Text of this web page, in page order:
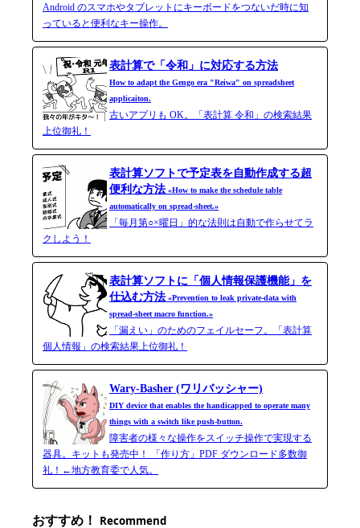
Android のスマホやタブレットにキーボードをつないだ時に知
っていると便利なキー操作。
表計算で「令和」に対応する方法
How to adapt the Gengo era "Reiwa" on spreadsheet
applicaiton.
古いアプリも OK。「表計算 令和」の検索結果
上位御礼！
表計算ソフトで予定表を自動作成する超
便利な方法«How to make the schedule table
automatically on spread-sheet.»
「毎月第○×曜日」的な法則は自動で作らせてラ
クしよう！
表計算ソフトに「個人情報保護機能」を
仕込む方法«Prevention to leak private-data with
spread-​sheet macro function.»
「漏えい」のためのフェイルセーフ。「表計算
個人情報」の検索結果上位御礼！
Wary-Basher (ワリバッシャー)
DIY device that enables the handicapped to operate many
things with a switch like push-button.
障害者の様々な操作をスイッチ操作で実現する
器具。キットも発売中！ 「作り方」PDF ダウンロード多数御
礼！←地方教育委で人気。
おすすめ！ Recommend